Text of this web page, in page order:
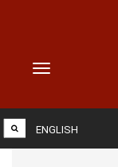
Toggle
ENGLISH